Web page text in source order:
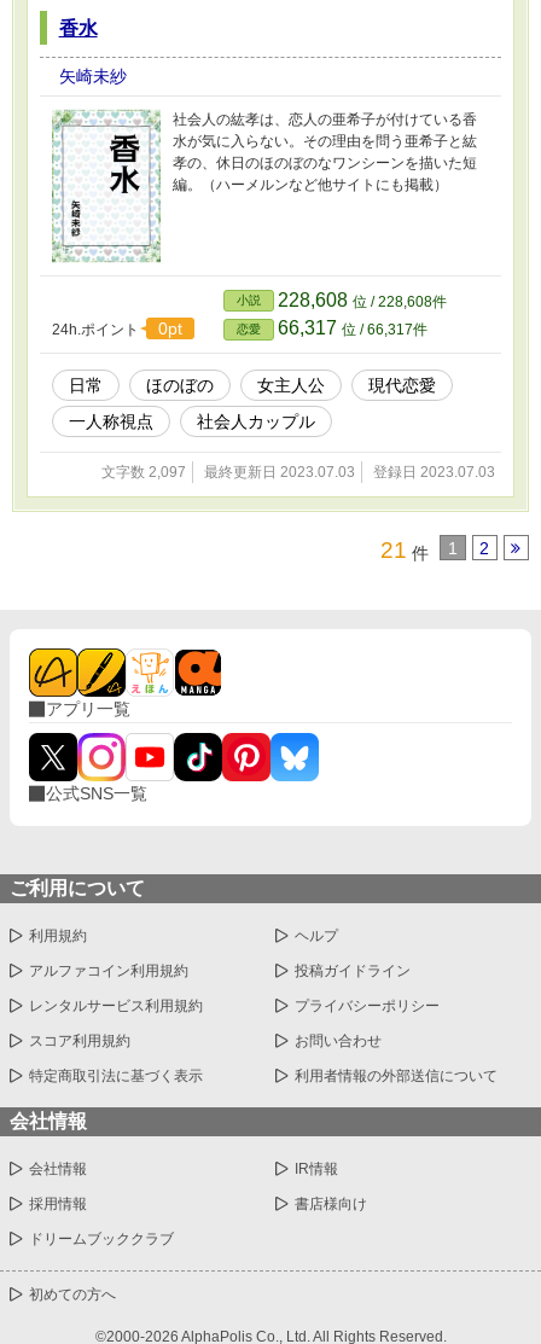
香水
矢崎未紗
社会人の紘孝は、恋人の亜希子が付けている香
水が気に入らない。その理由を問う亜希子と紘
孝の、休日のほのぼのなワンシーンを描いた短
編。（ハーメルンなど他サイトにも掲載）
24h.ポイント 0pt
小説 228,608 位 / 228,608件
恋愛 66,317 位 / 66,317件
日常 ほのぼの 女主人公
現代恋愛
一人称視点
社会人カップル
文字数 2,097 最終更新日 2023.07.03 登録日 2023.07.03
21 件 1 2
アプリ一覧
公式SNS一覧
ご利用について
利用規約 ヘルプ
アルファコイン利用規約 投稿ガイドライン
レンタルサービス利用規約 プライバシーポリシー
スコア利用規約 お問い合わせ
特定商取引法に基づく表示 利用者情報の外部送信について
会社情報
会社情報 IR情報
採用情報 書店様向け
ドリームブッククラブ
初めての方へ
©2000-2026 AlphaPolis Co., Ltd. All Rights Reserved.